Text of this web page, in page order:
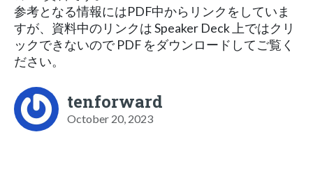
参考となる情報にはPDF中からリンクをしていま
すが、資料中のリンクは Speaker Deck 上ではクリ
ックできないので PDF をダウンロードしてご覧く
ださい。
tenforward
October 20, 2023